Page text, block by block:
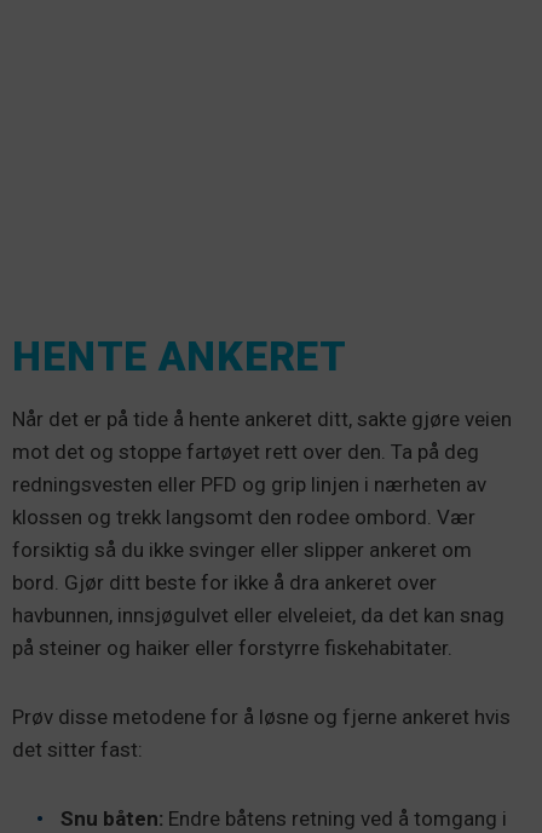
HENTE ANKERET
Når det er på tide å hente ankeret ditt, sakte gjøre veien
mot det og stoppe fartøyet rett over den. Ta på deg
redningsvesten eller PFD og grip linjen i nærheten av
klossen og trekk langsomt den rodee ombord. Vær
forsiktig så du ikke svinger eller slipper ankeret om
bord. Gjør ditt beste for ikke å dra ankeret over
havbunnen, innsjøgulvet eller elveleiet, da det kan snag
på steiner og haiker eller forstyrre fiskehabitater.
Prøv disse metodene for å løsne og fjerne ankeret hvis
det sitter fast:
Snu båten: Endre båtens retning ved å tomgang i